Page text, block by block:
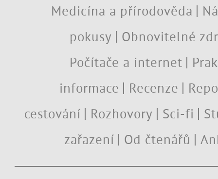
Medicína a přírodověda
pokusy
Obnovitelné
Počítače a internet
informace
Recenze
cestování
Rozhovory Sci-fi
zařazení
Od čtenářů